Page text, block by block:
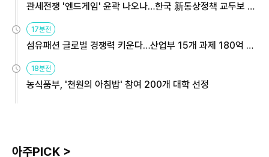
관세전쟁 '엔드게임' 윤곽 나오나…한국 新통상정책 교두보 활
용해야
17분전
섬유패션 글로벌 경쟁력 키운다…산업부 15개 과제 180억 지
원
18분전
농식품부, '천원의 아침밥' 참여 200개 대학 선정
아주PICK >